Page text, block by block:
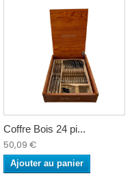
Coffre Bois 24 pi...
50,09 €
Ajouter au panier